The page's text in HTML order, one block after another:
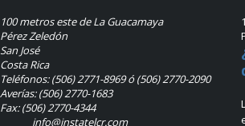
100 metros este de La Guacamaya
Pérez Zeledón
San José
Costa Rica
Teléfonos: (506) 2771-8969 ó (506) 2770-2090
Averías: (506) 2770-1683
Fax: (506) 2770-4344
info@instatelcr.com